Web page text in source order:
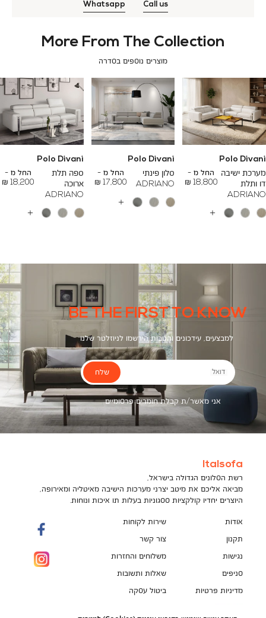
Call us
Whatsapp
More From The Collection
מוצרים נוספים בסדרה
Polo Divani
מערכת ישיבה
דו ותלת
ADRIANO
החל מ -
18,800 ₪
To
24,500 ₪
עוד
Polo Divani
סלון פינתי
ADRIANO
החל מ -
17,800 ₪
To
26,700 ₪
עוד
Polo Divani
ספה תלת
ארוכה
ADRIANO
החל מ -
18,200 ₪
To
23,200 ₪
עוד
BE THE FIRST TO KNOW
למבצעים, עידכונים והטבות הירשמו לניוזלטר שלנו
דואל
אני מאשר/ת קבלת חומרים פרסומיים
שלח
Italsofa
רשת הסלונים הגדולה בישראל,
מביאה אליכם את מיטב יצרני מערכות הישיבה מאיטליה ומאירופה,
היוצרים יחדיו קולקציות ססגוניות בעלות תו איכות ונוחות.
אודות
תקנון
נגישות
סניפים
מדיניות פרטיות
שירות לקוחות
צור קשר
משלוחים והחזרות
שאלות ותשובות
ביטול עסקה